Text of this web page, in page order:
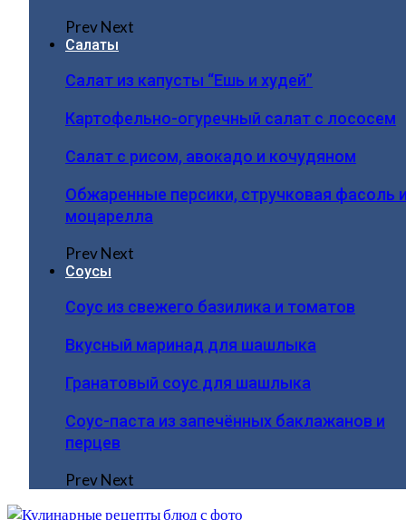
PrevNext
Салаты
Салат из капусты “Ешь и худей”
Картофельно-огуречный салат с лососем
Салат с рисом, авокадо и кочудяном
Обжаренные персики, стручковая фасоль
моцарелла
PrevNext
Соусы
Соус из свежего базилика и томатов
Вкусный маринад для шашлыка
Гранатовый соус для шашлыка
Соус-паста из запечённых баклажанов и
перцев
PrevNext